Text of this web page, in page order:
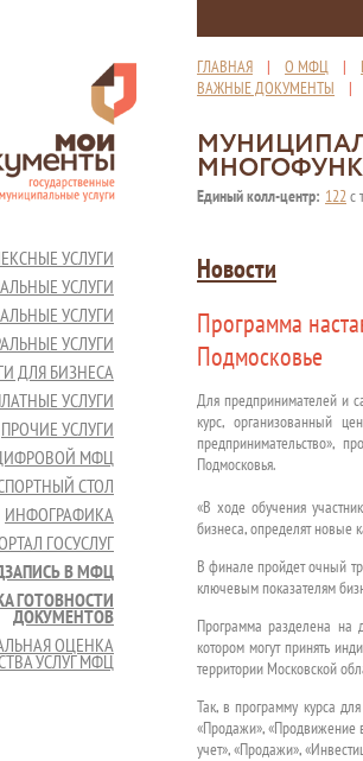
ГЛАВНАЯ | О МФЦ |
ВАЖНЫЕ ДОКУМЕНТЫ
Единый колл-центр: 122с
УСЛУГИ
УСЛУГИ
УСЛУГИ
УСЛУГИ
ДЛЯ БИЗНЕСА
УСЛУГИ
ПРОЧИЕ УСЛУГИ
МФЦ
СТОЛ
ИНФОГРАФИКА
ГОСУСЛУГ
В МФЦ
ГОТОВНОСТИ
ДОКУМЕНТОВ
ОЦЕНКА
УСЛУГ МФЦ
Новости
Программа
Подмосковье
Для предпринимателей и
курс, организованный
предпринимательство»,
Подмосковья.
«В ходе обучения
бизнеса, определят новые
В финале пройдет очный
ключевым показателям
Программа разделена на
котором могут принять
территории Московской
Так, в программу курса
«Продажи», «Продвижение
учет», «Продажи»,